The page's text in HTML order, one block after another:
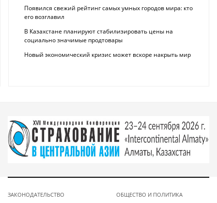
Появился свежий рейтинг самых умных городов мира: кто
его возглавил
В Казахстане планируют стабилизировать цены на
социально значимые продтовары
Новый экономический кризис может вскоре накрыть мир
ЗАКОНОДАТЕЛЬСТВО
ОБЩЕСТВО И ПОЛИТИКА